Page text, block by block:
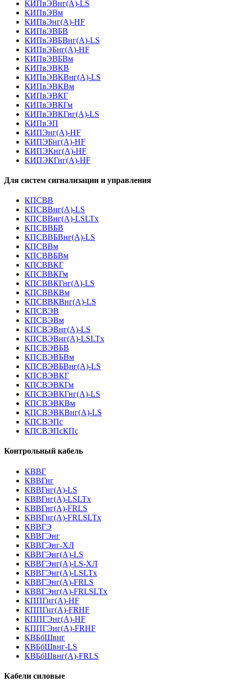
КИПвЭВнг(А)-LS
КИПвЭВм
КИПвЭнг(А)-HF
КИПвЭВБВ
КИПвЭВБВнг(А)-LS
КИПвЭБнг(А)-HF
КИПвЭВБВм
КИПвЭВКВ
КИПвЭВКВнг(А)-LS
КИПвЭВКВм
КИПвЭВКГ
КИПвЭВКГм
КИПвЭВКГнг(А)-LS
КИПвЭП
КИПЭнг(А)-HF
КИПЭБнг(А)-HF
КИПЭКнг(А)-HF
КИПЭКГнг(А)-HF
Для систем сигнализации и управления
КПСВВ
КПСВВнг(А)-LS
КПСВВнг(А)-LSLTx
КПСВВБВ
КПСВВБВнг(А)-LS
КПСВВм
КПСВВБВм
КПСВВКГ
КПСВВКГм
КПСВВКГнг(А)-LS
КПСВВКВм
КПСВВКВнг(А)-LS
КПСВЭВ
КПСВЭВм
КПСВЭВнг(А)-LS
КПСВЭВнг(А)-LSLTx
КПСВЭВБВ
КПСВЭВБВм
КПСВЭВБВнг(А)-LS
КПСВЭВКГ
КПСВЭВКГм
КПСВЭВКГнг(А)-LS
КПСВЭВКВм
КПСВЭВКВнг(А)-LS
КПСВЭПс
КПСВЭПсКПс
Контрольный кабель
КВВГ
КВВГнг
КВВГнг(А)-LS
КВВГнг(А)-LSLTx
КВВГнг(А)-FRLS
КВВГнг(А)-FRLSLTx
КВВГЭ
КВВГЭнг
КВВГЭнг-ХЛ
КВВГЭнг(А)-LS
КВВГЭнг(А)-LS-ХЛ
КВВГЭнг(А)-LSLTx
КВВГЭнг(А)-FRLS
КВВГЭнг(А)-FRLSLTx
КППГнг(А)-HF
КППГнг(А)-FRHF
КППГЭнг(А)-HF
КППГЭнг(А)-FRHF
КВБбШвнг
КВБбШвнг-LS
КВБбШвнг(А)-FRLS
Кабели силовые